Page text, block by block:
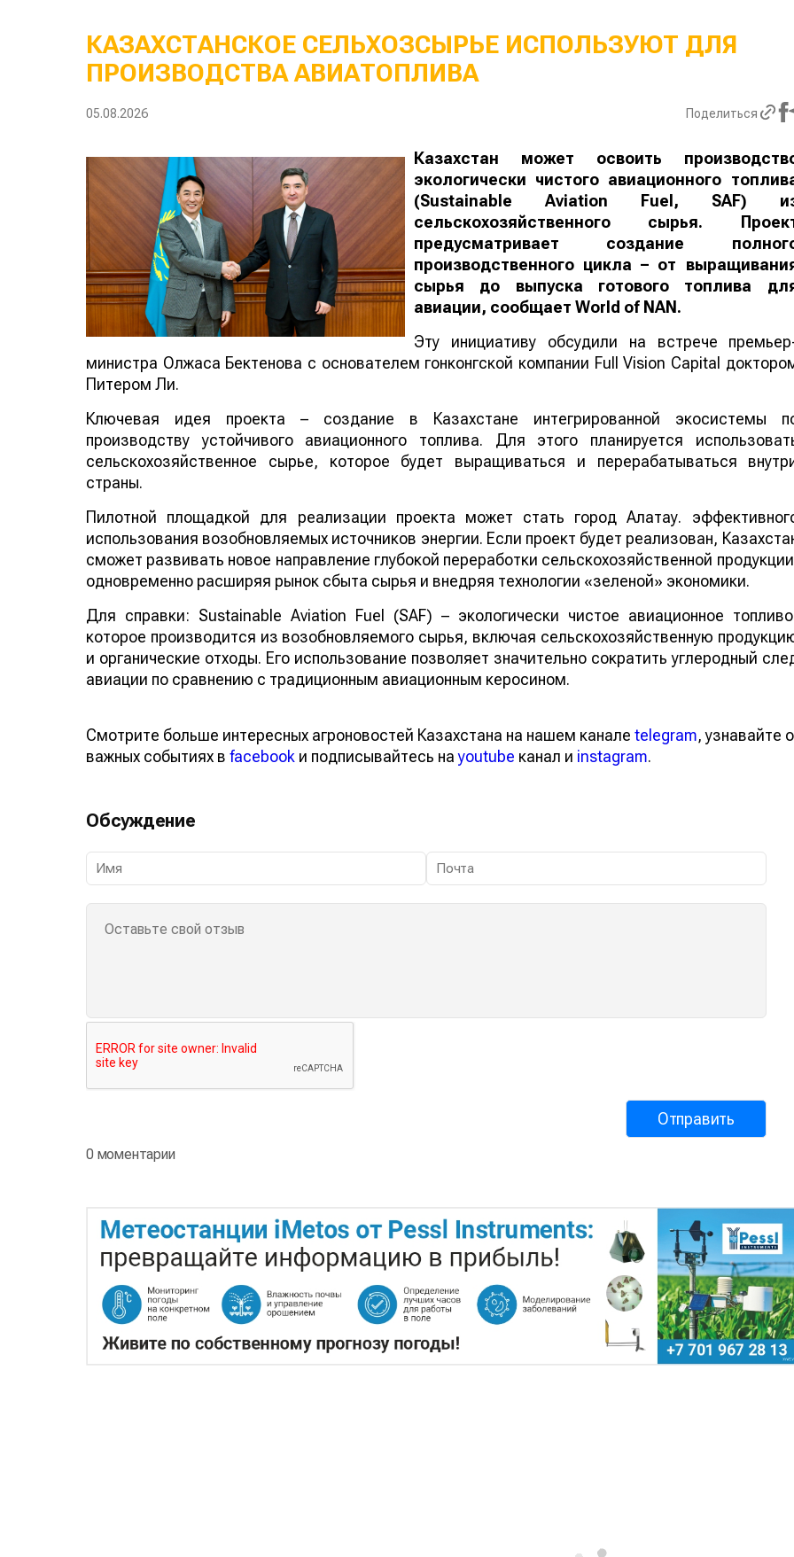
КАЗАХСТАНСКОЕ СЕЛЬХОЗСЫРЬЕ ИСПОЛЬЗУЮТ ДЛЯ
ПРОИЗВОДСТВА АВИАТОПЛИВА
05.08.2026 Поделиться
Казахстан может освоить
экологически чистого авиационного
(Sustainable Aviation Fuel, SAF)
сельскохозяйственного сырья.
предусматривает создание
производственного цикла – от
сырья до выпуска готового топлива
авиации, сообщает World of NAN .
Эту инициативу обсудили на встрече
министра Олжаса Бектенова с основателем гонконгской компании Full Vision Capital
Питером Ли.
Ключевая идея проекта – создание в Казахстане интегрированной экосистемы
производству устойчивого авиационного топлива. Для этого планируется
сельскохозяйственное сырье, которое будет выращиваться и перерабатываться
страны.
Пилотной площадкой для реализации проекта может стать город Алатау.
использования возобновляемых источников энергии. Если проект будет реализован,
сможет развивать новое направление глубокой переработки сельскохозяйственной
одновременно расширяя рынок сбыта сырья и внедряя технологии «зеленой» экономики.
Для справки: Sustainable Aviation Fuel (SAF) – экологически чистое авиационное
которое производится из возобновляемого сырья, включая сельскохозяйственную
и органические отходы. Его использование позволяет значительно сократить углеродный
авиации по сравнению с традиционным авиационным керосином.
Смотрите больше интересных агроновостей Казахстана на нашем канале telegram, узнавайте о
важных событиях в facebook и подписывайтесь наyoutube канал и instagram.
Обсуждение
0 моментарии